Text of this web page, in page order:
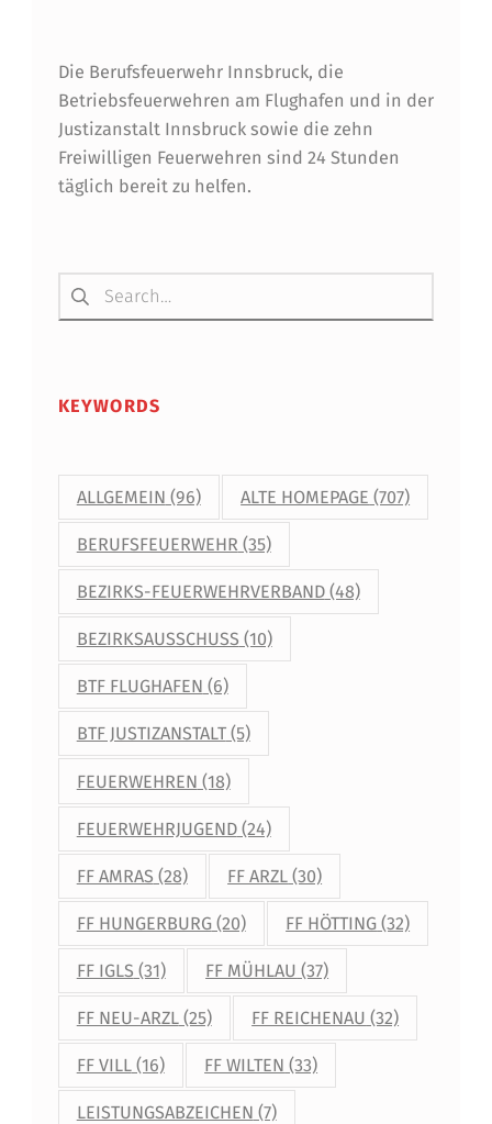
Die Berufsfeuerwehr Innsbruck, die
Betriebsfeuerwehren am Flughafen und in der
Justizanstalt Innsbruck sowie die zehn
Freiwilligen Feuerwehren sind 24 Stunden
täglich bereit zu helfen.
Suchen nach:
KEYWORDS
ALLGEMEIN (96) ALTE HOMEPAGE (707)
BERUFSFEUERWEHR (35)
BEZIRKS-FEUERWEHRVERBAND(48)
BEZIRKSAUSSCHUSS (10)
BTF FLUGHAFEN (6)
BTF JUSTIZANSTALT(5)
FEUERWEHREN (18)
FEUERWEHRJUGEND(24)
FF AMRAS (28) FF ARZL (30)
FF HUNGERBURG(20) FF HÖTTING (32)
FF IGLS (31) FF MÜHLAU (37)
FF NEU-ARZL(25) FF REICHENAU (32)
FF VILL(16) FF WILTEN (33)
LEISTUNGSABZEICHEN (7)